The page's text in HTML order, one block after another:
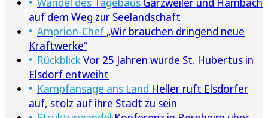
auf dem Weg zur Seelandschaft
Amprion-Chef „Wir brauchen dringend neue
Kraftwerke“
Rückblick Vor 25 Jahren wurde St. Hubertus in
Elsdorf entweiht
Kampfansage ans Land Heller ruft Elsdorfer
auf, stolz auf ihre Stadt zu sein